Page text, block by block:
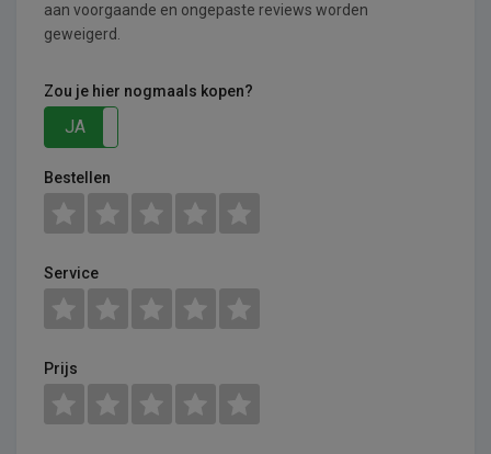
aan voorgaande en ongepaste reviews worden
geweigerd.
Zou je hier nogmaals kopen?
JA
Bestellen
Service
Prijs